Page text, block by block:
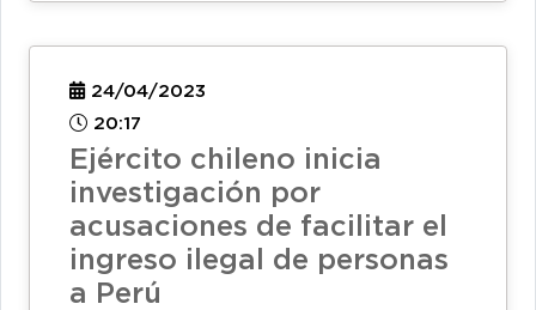
24/04/2023
20:17
Ejército chileno inicia
investigación por
acusaciones de facilitar el
ingreso ilegal de personas
a Perú